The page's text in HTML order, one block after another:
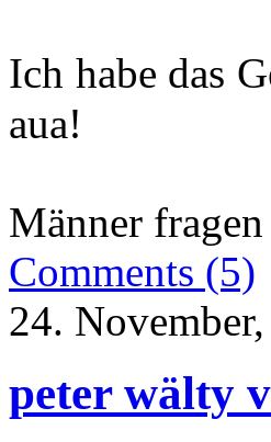
Ich habe das
aua!
Männer
Comments (5)
24.
peter wälty